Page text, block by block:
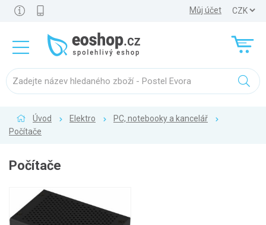
Můj účet
Úvod Elektro
PC, notebooky a kancelář
Počítače
Počítače